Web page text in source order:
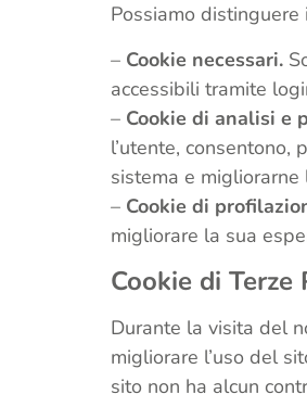
Possiamo distinguere
– Cookie necessari.
accessibili tramite
– Cookie di analisi e
l’utente,
sistema e
– Cookie di
migliorare la sua
Cookie di
Durante la visita del
migliorare l’uso del
sito non ha alcun